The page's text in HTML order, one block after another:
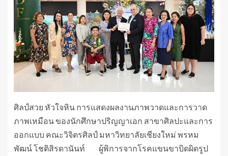
ศิลป์สวย หัวใจหิน การแสดงผลงานภาพวาดและการวาด
ภาพเหมือน ของนักศึกษาปริญญาเอก สาขาศิลปะและการ
ออกแบบ คณะวิจิตรศิลป์ มหาวิทยาลัยเชียงใหม่ พรหม
พัฒน์ โชติสิรดานันท์ ผู้พิการจากโรคแขนขาบิดผิดรูป